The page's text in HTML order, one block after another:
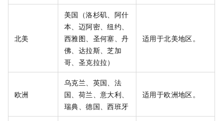
北美
美国（洛杉矶、阿什
本、迈阿密、纽约、
西雅图、圣何塞、丹
佛、达拉斯、芝加
哥、圣克拉拉）
适用于北美地区。
欧洲
乌克兰、英国、法
国、荷兰、意大利、
瑞典、德国、西班牙
适用于欧洲地区。